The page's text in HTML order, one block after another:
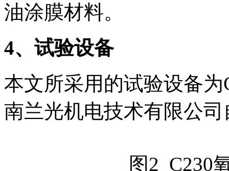
油涂膜材料。
4、试验设备
本文所采用的试验设备
南兰光机电技术有限公
图2 C230